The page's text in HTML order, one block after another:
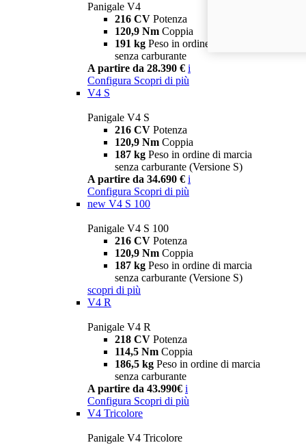
Panigale V4
216 CV Potenza
120,9 Nm Coppia
191 kg Peso in ordine di marcia
senza carburante
A partire da 28.390 € i
Configura Scopri di più
V4 S
Panigale V4 S
216 CV Potenza
120,9 Nm Coppia
187 kg Peso in ordine di marcia
senza carburante (Versione S)
A partire da 34.690 € i
Configura Scopri di più
new V4 S 100
Panigale V4 S 100
216 CV Potenza
120,9 Nm Coppia
187 kg Peso in ordine di marcia
senza carburante (Versione S)
scopri di più
V4 R
Panigale V4 R
218 CV Potenza
114,5 Nm Coppia
186,5 kg Peso in ordine di marcia
senza carburante
A partire da 43.990€ i
Configura Scopri di più
V4 Tricolore
Panigale V4 Tricolore